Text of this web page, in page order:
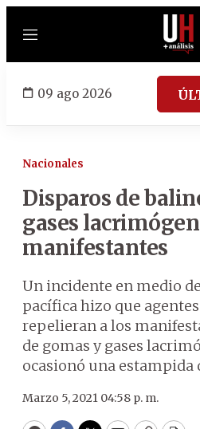
Menú
09 ago 2026
Nacionales
Disparos de
gases
manifestantes
Un incidente en medio
pacífica hizo que
repelieran a los
de gomas y gases
ocasionó una estampida
Marzo 5, 2021 04:58 p. m.